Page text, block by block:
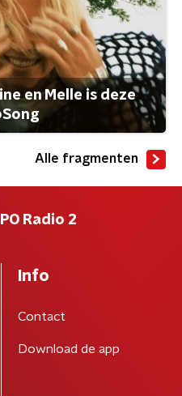
en Melle is deze
Alle fragmenten
Radio 2
Info
Contact
Download de app